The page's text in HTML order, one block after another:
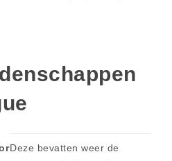
Deze bevatten weer de